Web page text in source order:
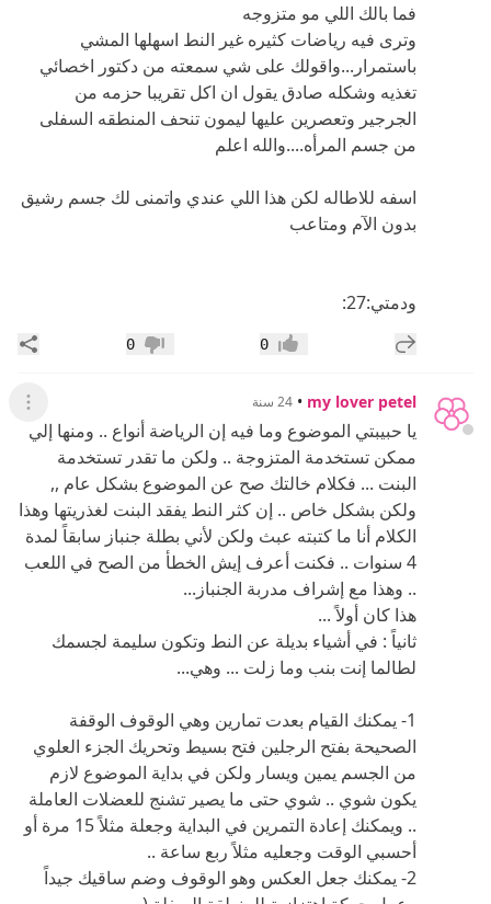
فما بالك اللي مو متزوجه
وترى فيه رياضات كثيره غير النط اسهلها المشي
باستمرار...واقولك على شي سمعته من دكتور اخصائي
تغذيه وشكله صادق يقول ان اكل تقريبا حزمه من
الجرجير وتعصرين عليها ليمون تنحف المنطقه السفلى
من جسم المرأه....والله اعلم
اسفه للاطاله لكن هذا اللي عندي واتمنى لك جسم رشيق
بدون الآم ومتاعب
ودمتي:27:
إضافة رد جديد إعجاب0 عدم إعجاب
0
my lover petel
• 24 سنة عرض
يا حبيبتي الموضوع وما فيه إن الرياضة أنواع .. ومنها إلي
ممكن تستخدمة المتزوجة .. ولكن ما تقدر تستخدمة
البنت ... فكلام خالتك صح عن الموضوع بشكل عام ,,
ولكن بشكل خاص .. إن كثر النط يفقد البنت لغذريتها وهذا
الكلام أنا ما كتبته عبث ولكن لأني بطلة جنباز سابقاً لمدة
4 سنوات .. فكنت أعرف إيش الخطأ من الصح في اللعب
.. وهذا مع إشراف مدربة الجنباز...
هذا كان أولاً ...
ثانياً : في أشياء بديلة عن النط وتكون سليمة لجسمك
لطالما إنت بنب وما زلت ... وهي...
1- يمكنك القيام بعدت تمارين وهي الوقوف الوقفة
الصحيحة بفتح الرجلين فتح بسيط وتحريك الجزء العلوي
من الجسم يمين ويسار ولكن في بداية الموضوع لازم
يكون شوي .. شوي حتى ما يصير تشنج للعضلات العاملة
.. ويمكنك إعادة التمرين في البداية وجعلة مثلاً 15 مرة أو
أحسبي الوقت وجعليه مثلاً ربع ساعة ..
2- يمكنك جعل العكس وهو الوقوف وضم ساقيك جيداً